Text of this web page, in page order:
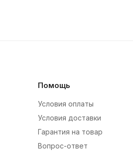
Помощь
Условия оплаты
Условия доставки
Гарантия на товар
Вопрос-ответ